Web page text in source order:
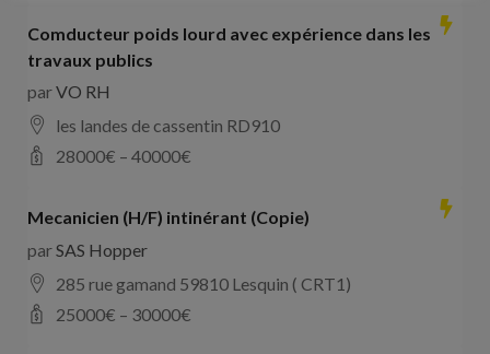
Comducteur poids lourd avec expérience dans les
travaux publics
parVO RH
les landes de cassentin RD910
28000€ – 40000€
Mecanicien (H/F) intinérant (Copie)
parSAS Hopper
285 rue gamand 59810 Lesquin ( CRT1)
25000€ – 30000€